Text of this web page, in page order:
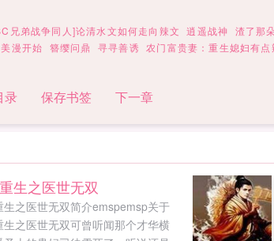
兄弟战争同人]论清水文如何走向辣文 逍遥战神 渣了那
漫开始 簪缨问鼎 寻寻善诱 农门富贵妻：重生媳妇有点
录 保存书签 下一章
生之医世无双
生之医世无双简介emspemsp关于
生之医世无双可曾听闻那个才华横